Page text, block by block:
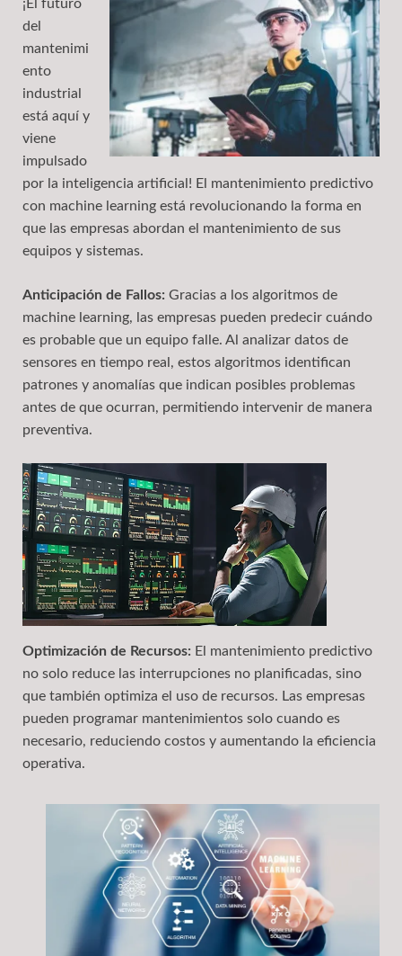
¡El futuro
del
mantenimi
ento
industrial
está aquí y
viene
impulsado
por la inteligencia artificial! El mantenimiento predictivo
con machine learning está revolucionando la forma en
que las empresas abordan el mantenimiento de sus
equipos y sistemas.
Anticipación de Fallos: Gracias a los algoritmos de
machine learning, las empresas pueden predecir cuándo
es probable que un equipo falle. Al analizar datos de
sensores en tiempo real, estos algoritmos identifican
patrones y anomalías que indican posibles problemas
antes de que ocurran, permitiendo intervenir de manera
preventiva.
Optimización de Recursos: El mantenimiento predictivo
no solo reduce las interrupciones no planificadas, sino
que también optimiza el uso de recursos. Las empresas
pueden programar mantenimientos solo cuando es
necesario, reduciendo costos y aumentando la eficiencia
operativa.